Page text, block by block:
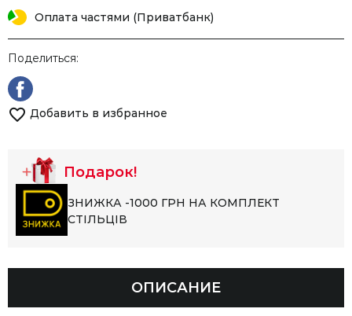
Оплата частями (Приватбанк)
Поделиться:
Добавить в избранное
Подарок!
ЗНИЖКА -1000 ГРН НА КОМПЛЕКТ
СТІЛЬЦІВ
ОПИСАНИЕ